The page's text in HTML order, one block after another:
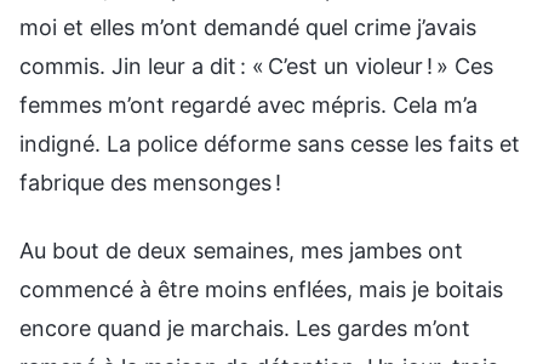
moi et elles m’ont demandé quel crime j’avais
commis. Jin leur a dit : « C’est un violeur ! » Ces
femmes m’ont regardé avec mépris. Cela m’a
indigné. La police déforme sans cesse les faits et
fabrique des mensonges !
Au bout de deux semaines, mes jambes ont
commencé à être moins enflées, mais je boitais
encore quand je marchais. Les gardes m’ont